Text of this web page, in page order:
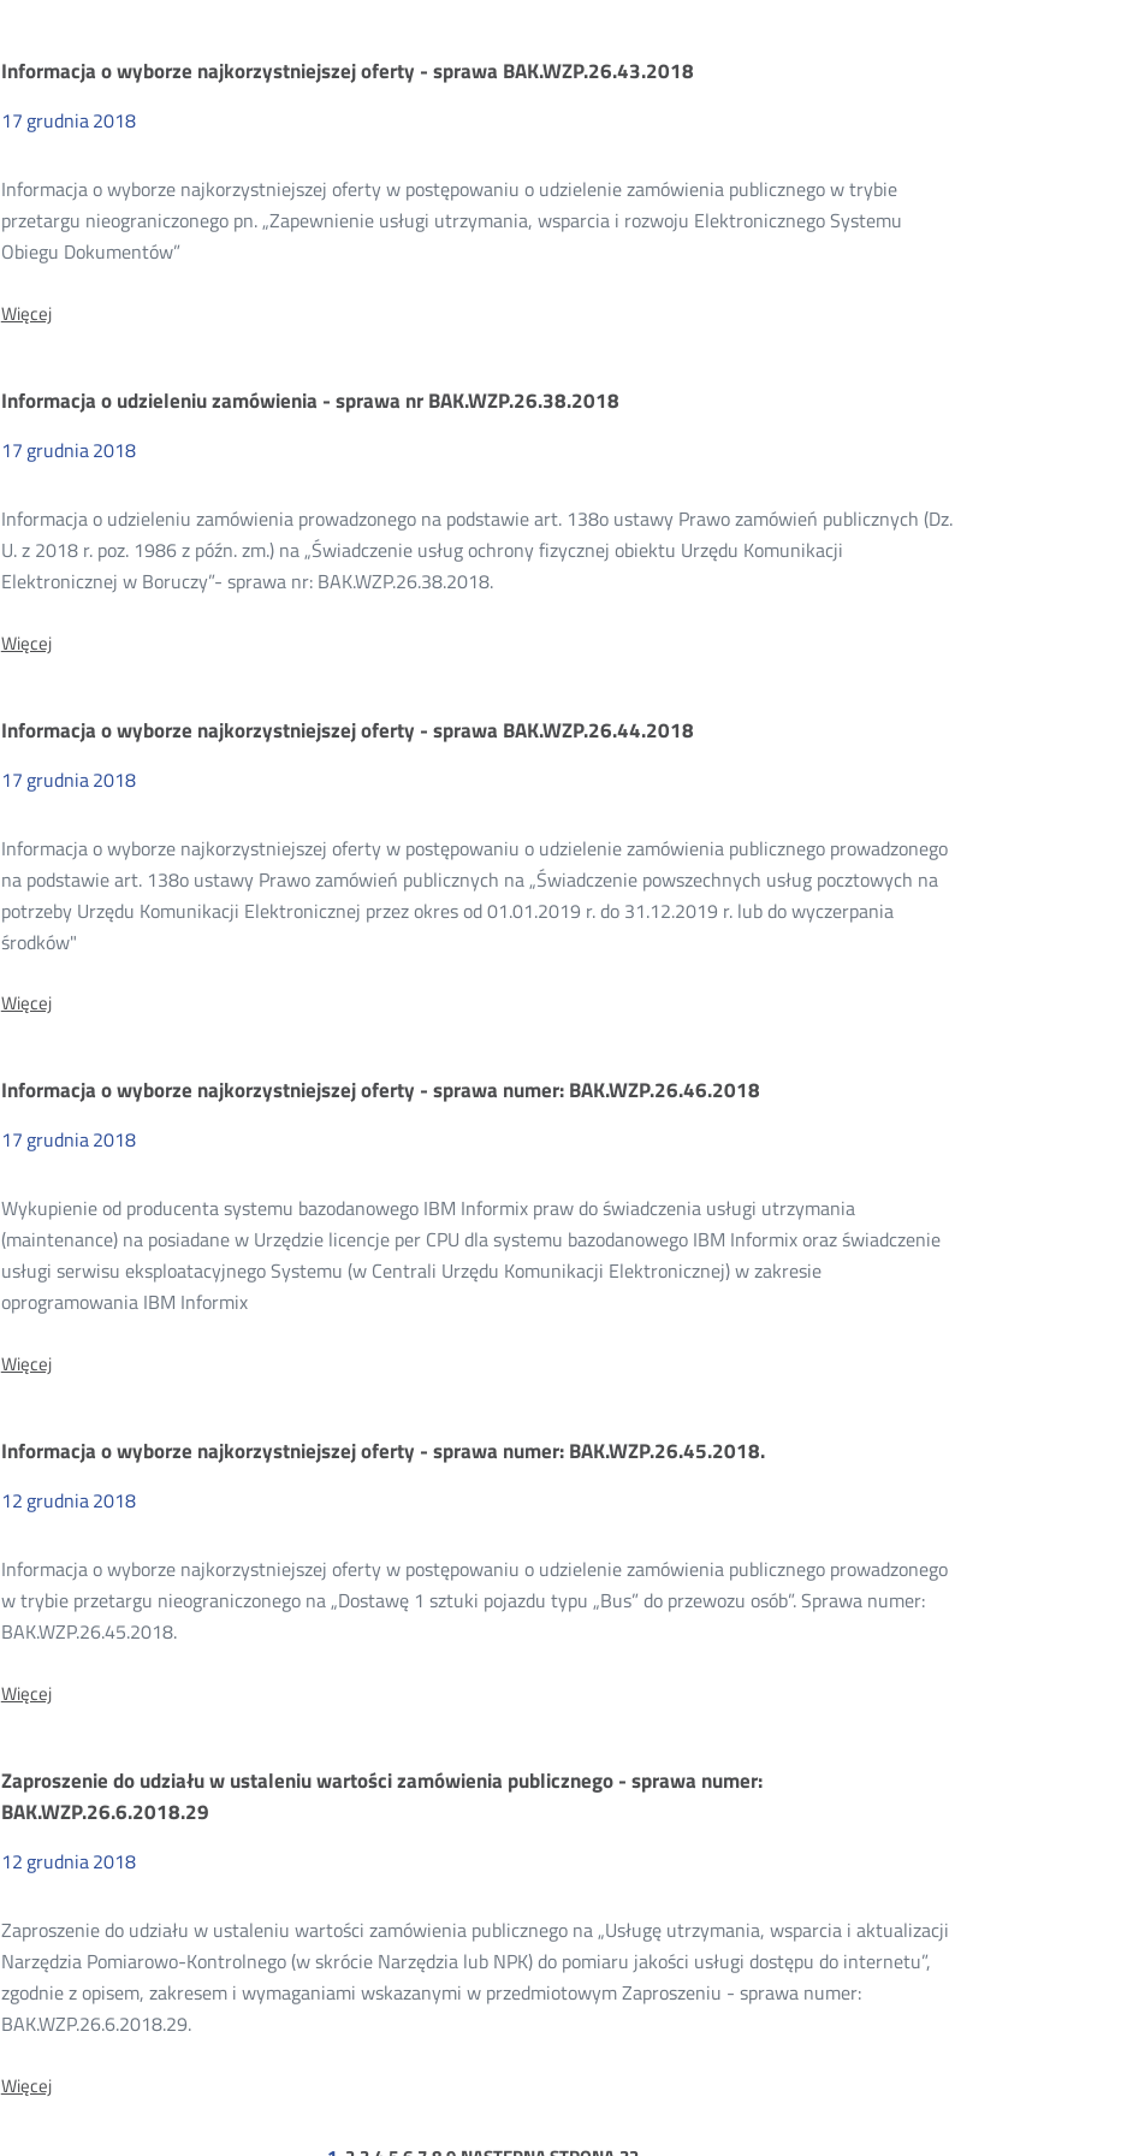
Zamówienia
2018
Informacja o wyborze najkorzystniejszej oferty - sprawa BAK.WZP.26.43.2018
17 grudnia2018
Informacja o wyborze najkorzystniejszej oferty w postępowaniu o udzielenie zamówienia publicznego w trybie
przetargu nieograniczonego pn. „Zapewnienie usługi utrzymania, wsparcia i rozwoju Elektronicznego Systemu
Obiegu Dokumentów”
WięcejO:
najkorzystniejszej
oferty
-
sprawa
Informacja o udzieleniu zamówienia - sprawa nr BAK.WZP.26.38.2018
17 grudnia2018
Informacja o udzieleniu zamówienia prowadzonego na podstawie art. 138o ustawy Prawo zamówień publicznych (Dz.
U. z 2018 r. poz. 1986 z późn. zm.) na „Świadczenie usług ochrony fizycznej obiektu Urzędu Komunikacji
Elektronicznej w Boruczy”- sprawa nr: BAK.WZP.26.38.2018.
WięcejO:
zamówienia
sprawa
nr
Informacja o wyborze najkorzystniejszej oferty - sprawa BAK.WZP.26.44.2018
17 grudnia2018
Informacja o wyborze najkorzystniejszej oferty w postępowaniu o udzielenie zamówienia publicznego prowadzonego
na podstawie art. 138o ustawy Prawo zamówień publicznych na „Świadczenie powszechnych usług pocztowych na
potrzeby Urzędu Komunikacji Elektronicznej przez okres od 01.01.2019 r. do 31.12.2019 r. lub do wyczerpania
środków"
WięcejO:
najkorzystniejszej
oferty
-
sprawa
Informacja o wyborze najkorzystniejszej oferty - sprawa numer: BAK.WZP.26.46.2018
17 grudnia2018
Wykupienie od producenta systemu bazodanowego IBM Informix praw do świadczenia usługi utrzymania
(maintenance) na posiadane w Urzędzie licencje per CPU dla systemu bazodanowego IBM Informix oraz świadczenie
usługi serwisu eksploatacyjnego Systemu (w Centrali Urzędu Komunikacji Elektronicznej) w zakresie
oprogramowania IBM Informix
WięcejO:
najkorzystniejszej
oferty
-
sprawa
BAK.WZP.26.46.2018
Informacja o wyborze najkorzystniejszej oferty - sprawa numer: BAK.WZP.26.45.2018.
12 grudnia2018
Informacja o wyborze najkorzystniejszej oferty w postępowaniu o udzielenie zamówienia publicznego prowadzonego
w trybie przetargu nieograniczonego na „Dostawę 1 sztuki pojazdu typu „Bus” do przewozu osób”. Sprawa numer:
BAK.WZP.26.45.2018.
WięcejO:
najkorzystniejszej
oferty
-
numer:
Zaproszenie do udziału w ustaleniu wartości zamówienia publicznego - sprawa numer:
BAK.WZP.26.6.2018.29
12 grudnia2018
Zaproszenie do udziału w ustaleniu wartości zamówienia publicznego na „Usługę utrzymania, wsparcia i aktualizacji
Narzędzia Pomiarowo-Kontrolnego (w skrócie Narzędzia lub NPK) do pomiaru jakości usługi dostępu do internetu”,
zgodnie z opisem, zakresem i wymaganiami wskazanymi w przedmiotowym Zaproszeniu - sprawa numer:
BAK.WZP.26.6.2018.29.
WięcejO: